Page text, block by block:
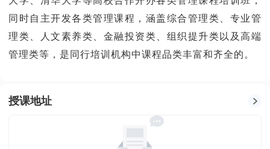
同时自主开发各类管理课程，涵盖综合管理类、专业管
理类、人文素养类、金融投资类、组织提升类以及高端
管理类等，是同行培训机构中课程品类丰富和齐全的。
授课地址